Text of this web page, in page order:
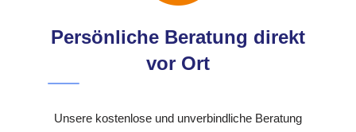
Persönliche Beratung direkt
vor Ort
Unsere kostenlose und unverbindliche Beratung